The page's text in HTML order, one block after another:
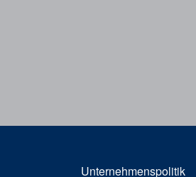
Unternehmenspolitik